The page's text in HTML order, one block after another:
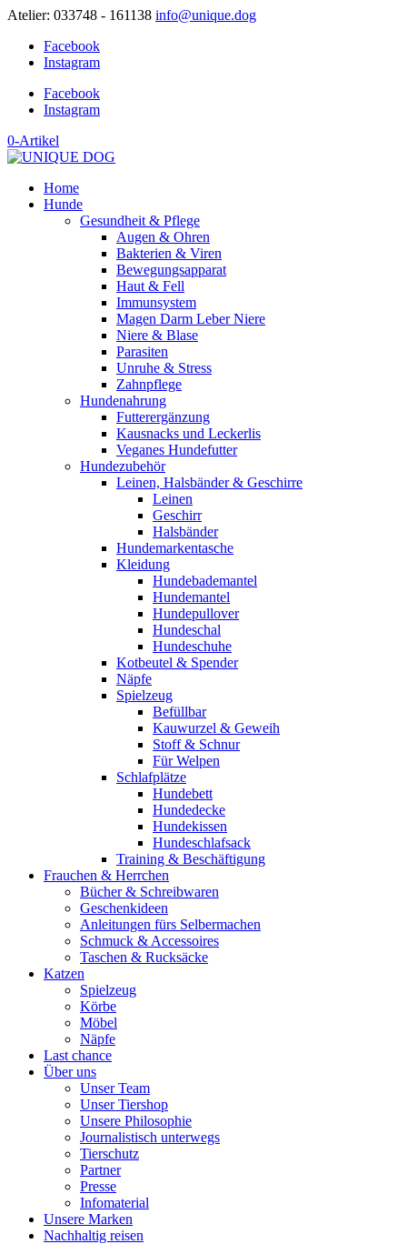
Atelier: 033748 - 161138 info@unique.dog
Facebook
Instagram
Facebook
Instagram
0-Artikel
Home
Hunde
Gesundheit & Pflege
Augen & Ohren
Bakterien & Viren
Bewegungsapparat
Haut & Fell
Immunsystem
Magen Darm Leber Niere
Niere & Blase
Parasiten
Unruhe & Stress
Zahnpflege
Hundenahrung
Futterergänzung
Kausnacks und Leckerlis
Veganes Hundefutter
Hundezubehör
Leinen, Halsbänder & Geschirre
Leinen
Geschirr
Halsbänder
Hundemarkentasche
Kleidung
Hundebademantel
Hundemantel
Hundepullover
Hundeschal
Hundeschuhe
Kotbeutel & Spender
Näpfe
Spielzeug
Befüllbar
Kauwurzel & Geweih
Stoff & Schnur
Für Welpen
Schlafplätze
Hundebett
Hundedecke
Hundekissen
Hundeschlafsack
Training & Beschäftigung
Frauchen & Herrchen
Bücher & Schreibwaren
Geschenkideen
Anleitungen fürs Selbermachen
Schmuck & Accessoires
Taschen & Rucksäcke
Katzen
Spielzeug
Körbe
Möbel
Näpfe
Last chance
Über uns
Unser Team
Unser Tiershop
Unsere Philosophie
Journalistisch unterwegs
Tierschutz
Partner
Presse
Infomaterial
Unsere Marken
Nachhaltig reisen